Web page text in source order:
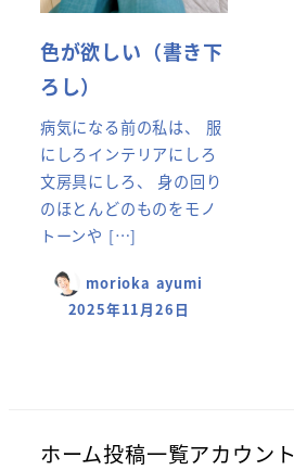
色が欲しい（書き下
ろし）
病気になる前の私は、 服
にしろインテリアにしろ
文房具にしろ、 身の回り
のほとんどのものをモノ
トーンや […]
morioka ayumi
2025年11月26日
ホーム投稿一覧アカウント